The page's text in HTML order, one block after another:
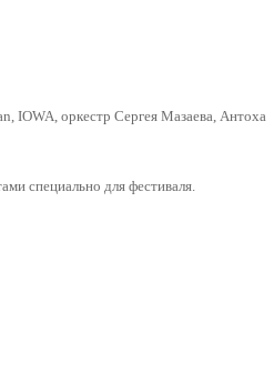
IOWA, оркестр Сергея Мазаева, Антоха
специально для фестиваля.